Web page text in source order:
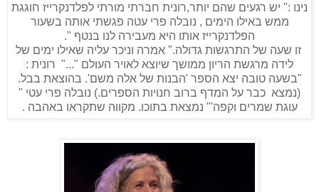
נינו :" יש רגעים שהם יותר,רונית חברתי מורתי לפלדנקרייז חוגגת
ממש באילו הימים , נובלה פרי עטה פגשתי אותה בשעור
הפלדנקרייז אותו היא מעבירה לנו בנטף ".
זו שעה של התרגשות גדולה." אמרה וניכר עליה שאילו ימים של
לידה מרגשת הריון ממושך שיוצא לאויר העולם "..." רונית :
"בשעה טובה יצא הספר 'הבנות של אלה משם'. בהוצאת בבל.
(נמצא כבר על המדף ברוב חנויות הספרים.) נובלה פרי עטי "
עוגת שמרים וקפה'" נמצאת בתוכו. מקווה שתקראו באהבה .